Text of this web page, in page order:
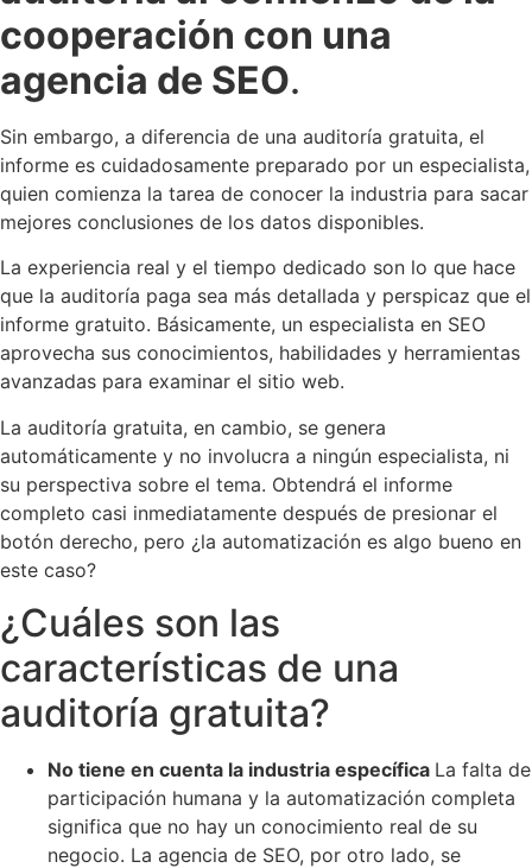
cooperación con una
agencia de SEO.
Sin embargo, a diferencia de una auditoría gratuita, el
informe es cuidadosamente preparado por un especialista,
quien comienza la tarea de conocer la industria para sacar
mejores conclusiones de los datos disponibles.
La experiencia real y el tiempo dedicado son lo que hace
que la auditoría paga sea más detallada y perspicaz que el
informe gratuito. Básicamente, un especialista en SEO
aprovecha sus conocimientos, habilidades y herramientas
avanzadas para examinar el sitio web.
La auditoría gratuita, en cambio, se genera
automáticamente y no involucra a ningún especialista, ni
su perspectiva sobre el tema. Obtendrá el informe
completo casi inmediatamente después de presionar el
botón derecho, pero ¿la automatización es algo bueno en
este caso?
¿Cuáles son las
características de una
auditoría gratuita?
No tiene en cuenta la industria específica La falta de
participación humana y la automatización completa
significa que no hay un conocimiento real de su
negocio. La agencia de SEO, por otro lado, se